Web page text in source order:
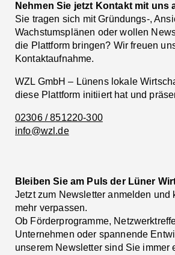
Nehmen Sie jetzt Kontakt mit uns
Sie tragen sich mit Gründungs-,
Wachstumsplänen oder wollen
die Plattform bringen? Wir freuen
Kontaktaufnahme.
WZL GmbH – Lünens lokale
diese Plattform initiiert hat und
02306 / 851220-300
info@wzl.de
Bleiben Sie am Puls der Lüner
Jetzt zum Newsletter anmelden und
mehr verpassen.
Ob Förderprogramme,
Unternehmen oder spannende
unserem Newsletter sind Sie immer